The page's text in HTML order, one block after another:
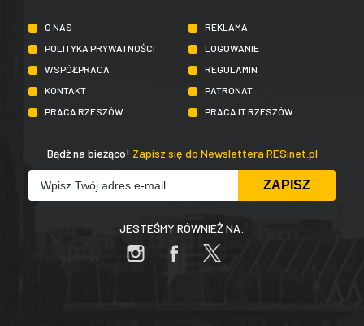
O NAS
REKLAMA
POLITYKA PRYWATNOŚCI
LOGOWANIE
WSPÓŁPRACA
REGULAMIN
KONTAKT
PATRONAT
PRACA RZESZÓW
PRACA IT RZESZÓW
Bądź na bieżąco! Zapisz się do Newslettera RESinet.pl
JESTEŚMY RÓWNIEŻ NA: